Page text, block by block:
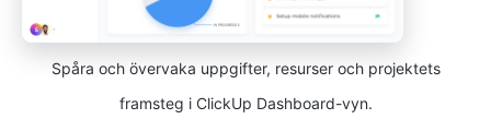
Spåra och övervaka uppgifter, resurser och projektets
framsteg i ClickUp Dashboard-vyn.